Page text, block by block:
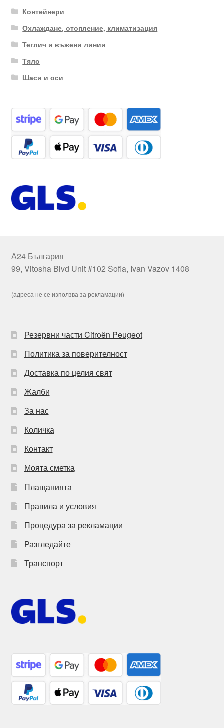
Контейнери
Охлаждане, отопление, климатизация
Теглич и въжени линии
Тяло
Шаси и оси
А24 България
99, Vitosha Blvd Unit #102 Sofia, Ivan Vazov 1408
(адреса не се използва за рекламации)
Резервни части Citroën Peugeot
Политика за поверителност
Доставка по целия свят
Жалби
За нас
Количка
Контакт
Моята сметка
Плащанията
Правила и условия
Процедура за рекламации
Разгледайте
Транспорт